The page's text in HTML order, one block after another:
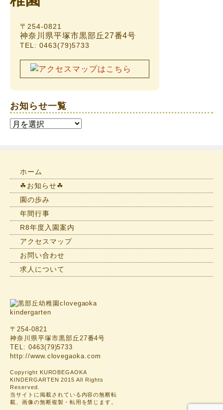
〒254-0821
神奈川県平塚市黒部丘27番4号
TEL: 0463(79)5733
お知らせ一覧
お
ホーム
☘お知らせ☘
園の歩み
年間行事
R8年度入園案内
アクセスマップ
お問い合わせ
求人について
〒254-0821
神奈川県平塚市黒部丘27番4号
TEL: 0463(79)5733
http://www.clovegaoka.com
Copyright KUROBEGAOKA
KINDERGARTEN 2015 All Rights
Reserved.
当サイトに掲載されている内容の無断転
載、画像の無断複製・転用を禁じます。